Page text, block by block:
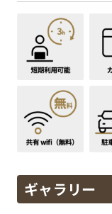
ギャラリー